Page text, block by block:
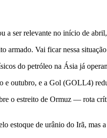
a ser relevante no início de
Vai ficar nessa
do petróleo na Ásia já
outubro, e a Gol (GOLL4)
o estreito de Ormuz — rota
estoque de urânio do Irã, mas